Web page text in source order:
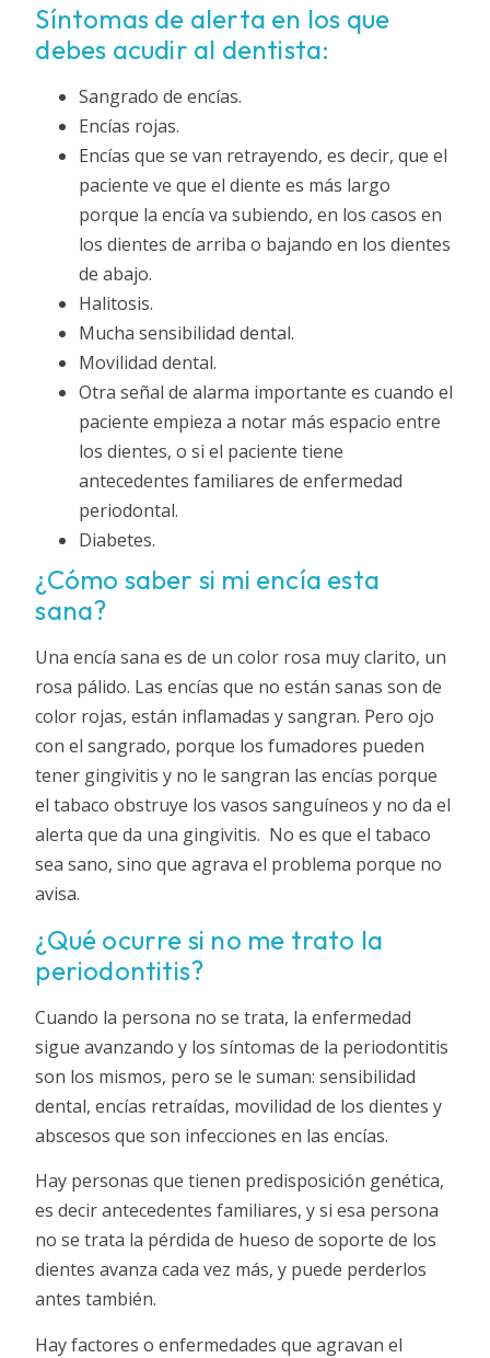
Síntomas de alerta en los que
debes acudir al dentista:
Sangrado de encías.
Encías rojas.
Encías que se van retrayendo, es decir, que el
paciente ve que el diente es más largo
porque la encía va subiendo, en los casos en
los dientes de arriba o bajando en los dientes
de abajo.
Halitosis.
Mucha sensibilidad dental.
Movilidad dental.
Otra señal de alarma importante es cuando el
paciente empieza a notar más espacio entre
los dientes, o si el paciente tiene
antecedentes familiares de enfermedad
periodontal.
Diabetes.
¿Cómo saber si mi encía esta
sana?
Una encía sana es de un color rosa muy clarito, un
rosa pálido. Las encías que no están sanas son de
color rojas, están inflamadas y sangran. Pero ojo
con el sangrado, porque los fumadores pueden
tener gingivitis y no le sangran las encías porque
el tabaco obstruye los vasos sanguíneos y no da el
alerta que da una gingivitis. No es que el tabaco
sea sano, sino que agrava el problema porque no
avisa.
¿Qué ocurre si no me trato la
periodontitis?
Cuando la persona no se trata, la enfermedad
sigue avanzando y los síntomas de la periodontitis
son los mismos, pero se le suman: sensibilidad
dental, encías retraídas, movilidad de los dientes y
abscesos que son infecciones en las encías.
Hay personas que tienen predisposición genética,
es decir antecedentes familiares, y si esa persona
no se trata la pérdida de hueso de soporte de los
dientes avanza cada vez más, y puede perderlos
antes también.
Hay factores o enfermedades que agravan el